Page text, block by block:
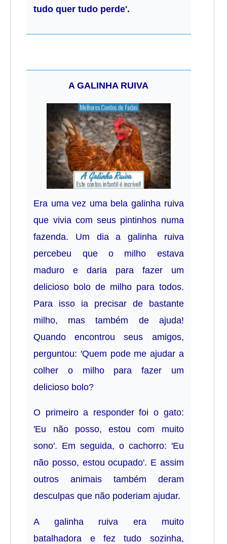
tudo quer tudo perde'.
A GALINHA RUIVA
Era uma vez uma bela galinha ruiva
que vivia com seus pintinhos numa
fazenda. Um dia a galinha ruiva
percebeu que o milho estava
maduro e daria para fazer um
delicioso bolo de milho para todos.
Para isso ia precisar de bastante
milho, mas também de ajuda!
Quando encontrou seus amigos,
perguntou: 'Quem pode me ajudar a
colher o milho para fazer um
delicioso bolo?
O primeiro a responder foi o gato:
'Eu não posso, estou com muito
sono'. Em seguida, o cachorro: 'Eu
não posso, estou ocupado'. E assim
outros animais também deram
desculpas que não poderiam ajudar.
A galinha ruiva era muito
batalhadora e fez tudo sozinha,